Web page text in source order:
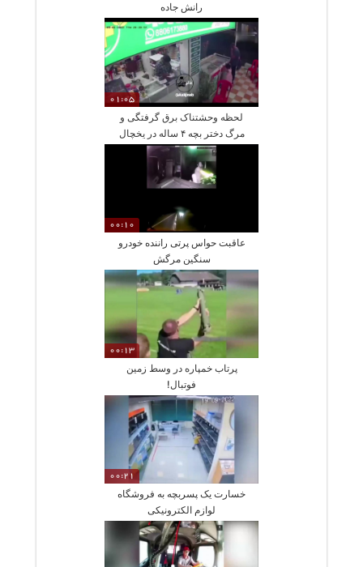
رانش جاده
01:05
لحظه وحشتناک برق گرفتگی و
مرگ دختر بچه ۴ ساله در یخچال
بستنی
00:10
عاقبت حواس پرتی راننده خودرو
سنگین مرگش
00:13
پرتاب خمپاره در وسط زمین
فوتبال!
00:21
خسارت یک پسربچه به فروشگاه
لوازم الکترونیکی